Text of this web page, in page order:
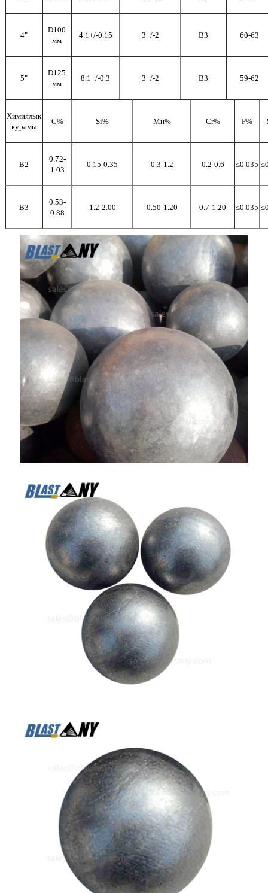
4"
D100
мм
4.1+/-0.15 3+/-2 B3 60-63
5"
D125
мм
8.1+/-0.3 3+/-2 B3 59-62
Химиялык
курамы
C% Si% Мн% Cr% P%
B2
0.72-
1.03
0.15-0.35 0.3-1.2 0.2-0.6 ≤0.035
B3
0.53-
0.88
1.2-2.00 0.50-1.20 0.7-1.20 ≤0.035